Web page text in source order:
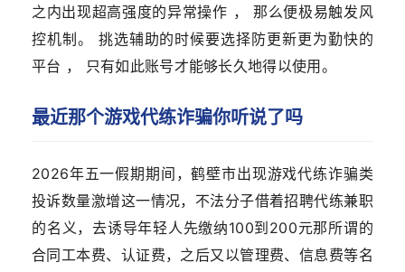
之内出现超高强度的异常操作 ， 那么便极易触发风
控机制。 挑选辅助的时候要选择防更新更为勤快的
平台 ， 只有如此账号才能够长久地得以使用。
最近那个游戏代练诈骗你听说了吗
2026年五一假期期间，鹤壁市出现游戏代练诈骗类
投诉数量激增这一情况，不法分子借着招聘代练兼职
的名义，去诱导年轻人先缴纳100到200元那所谓的
合同工本费、认证费，之后又以管理费、信息费等名